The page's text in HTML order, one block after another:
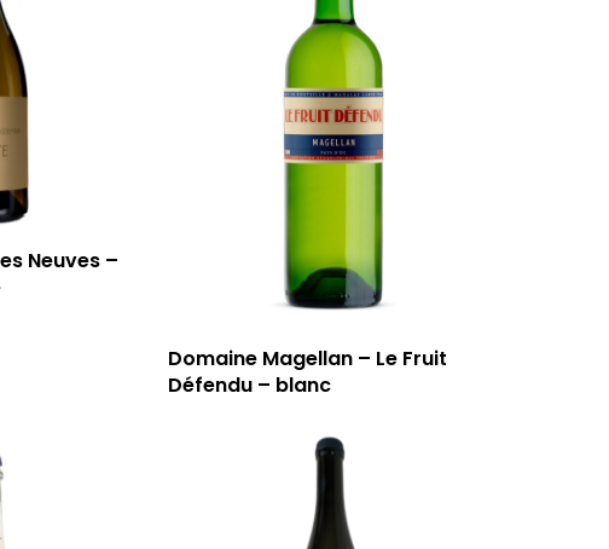
Neuves –
Domaine Magellan – Le Fruit
Défendu – blanc